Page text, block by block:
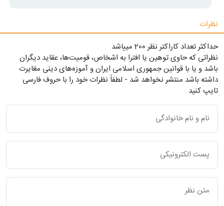
نظرات
حداکثر تعداد کاراکتر نظر 200 ميياشد
نظراتی که حاوی توهین یا افترا به اشخاص، قومیت‌ها، عقاید دیگران
باشد و یا با قوانین جمهوری اسلامی ایران و آموزه‌های دینی مغایرت
داشته باشد منتشر نخواهد شد - لطفاً نظرات خود را با حروف فارسی
تایپ کنید